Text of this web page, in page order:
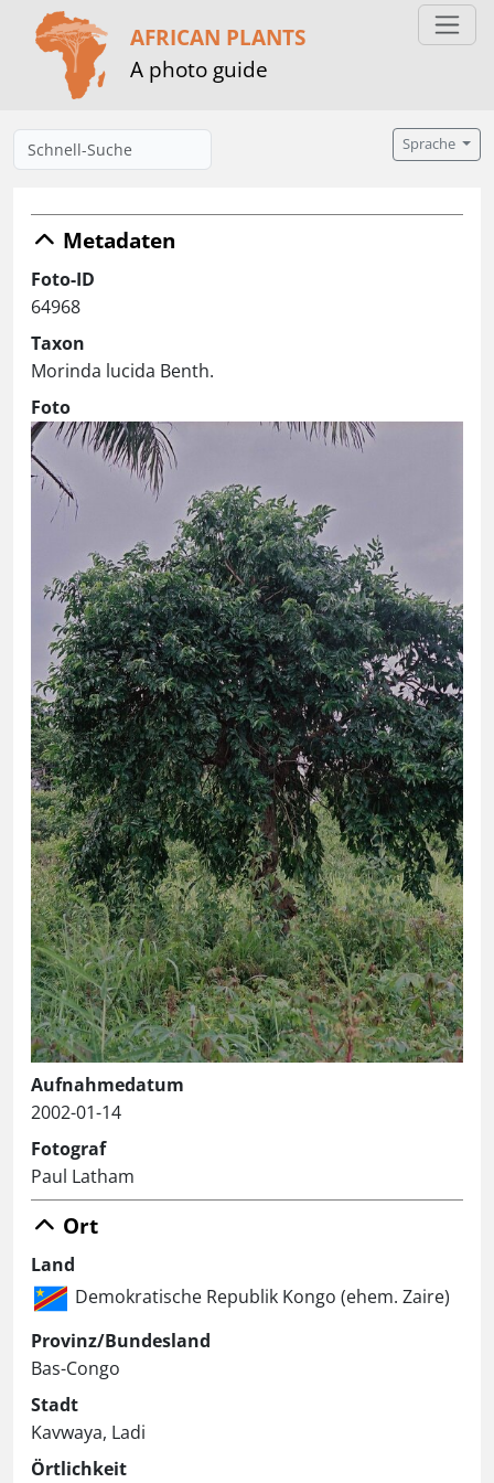
AFRICAN PLANTS
A photo guide
Sprache
Metadaten
Foto-ID
64968
Taxon
Morinda lucida Benth.
Foto
Aufnahmedatum
2002-01-14
Fotograf
Paul Latham
Ort
Land
Demokratische Republik Kongo (ehem. Zaire)
Provinz/Bundesland
Bas-Congo
Stadt
Kavwaya, Ladi
Örtlichkeit